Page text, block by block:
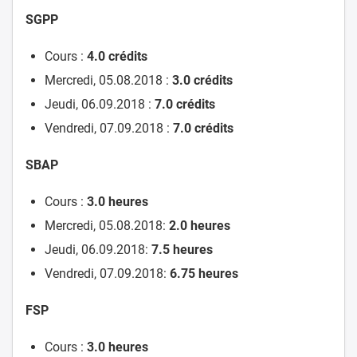
SGPP
Cours : 4.0 crédits
Mercredi, 05.08.2018 : 3.0 crédits
Jeudi, 06.09.2018 : 7.0 crédits
Vendredi, 07.09.2018 : 7.0 crédits
SBAP
Cours : 3.0 heures
Mercredi, 05.08.2018: 2.0 heures
Jeudi, 06.09.2018: 7.5 heures
Vendredi, 07.09.2018: 6.75 heures
FSP
Cours : 3.0 heures